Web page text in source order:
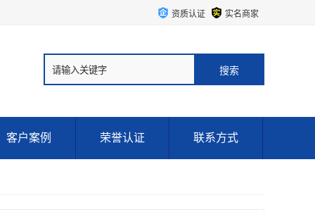
资质认证 实名商家
客户案例 荣誉认证 联系方式